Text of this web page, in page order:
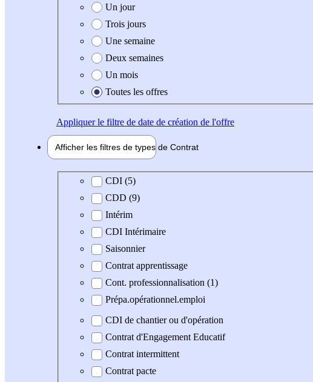
Date de création de l'offre
Un jour
Trois jours
Une semaine
Deux semaines
Un mois
Toutes les offres
Appliquerle filtre de date de création de l'offre
Afficher les filtres de types de Contrat
Type de contrat
CDI (5)
CDD (9)
Intérim
CDI Intérimaire
Saisonnier
Contrat apprentissage
Cont. professionnalisation (1)
Prépa.opérationnel.emploi
CDI de chantier ou d'opération
Contrat d'Engagement Educatif
Contrat intermittent
Contrat pacte